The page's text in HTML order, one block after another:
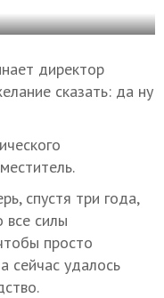
директор
сказать: да ну
спустя три года,
все силы
просто
сейчас удалось